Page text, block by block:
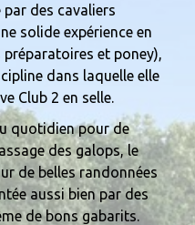
par des cavaliers
solide expérience en
préparatoires et poney),
dans laquelle elle
Club 2 en selle.
quotidien pour de
des galops, le
de belles randonnées
aussi bien par des
de bons gabarits.